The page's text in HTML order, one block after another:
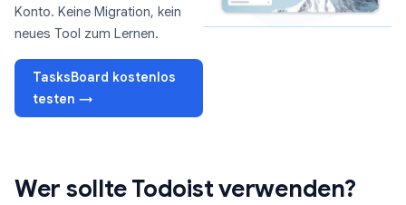
Konto. Keine Migration, kein
neues Tool zum Lernen.
TasksBoard kostenlos
testen →
Wer sollte Todoist verwenden?